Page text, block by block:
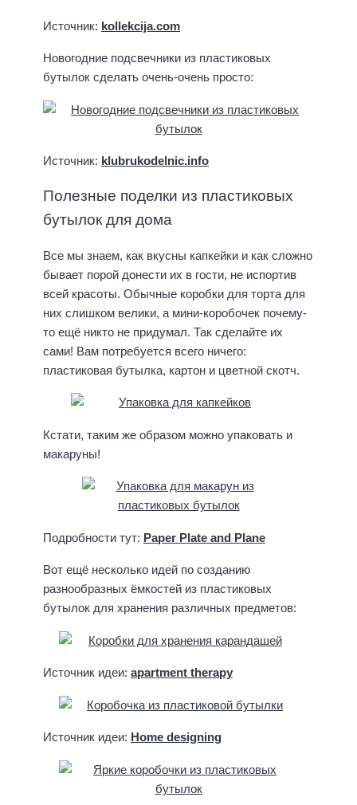
Источник: kollekcija.com
Новогодние подсвечники из пластиковых
бутылок сделать очень-очень просто:
Источник: klubrukodelnic.info
Полезные поделки из пластиковых
бутылок для дома
Все мы знаем, как вкусны капкейки и как сложно
бывает порой донести их в гости, не испортив
всей красоты. Обычные коробки для торта для
них слишком велики, а мини-коробочек почему-
то ещё никто не придумал. Так сделайте их
сами! Вам потребуется всего ничего:
пластиковая бутылка, картон и цветной скотч.
Кстати, таким же образом можно упаковать и
макаруны!
Подробности тут: Paper Plate and Plane
Вот ещё несколько идей по созданию
разнообразных ёмкостей из пластиковых
бутылок для хранения различных предметов:
Источник идеи: apartment therapy
Источник идеи: Home designing